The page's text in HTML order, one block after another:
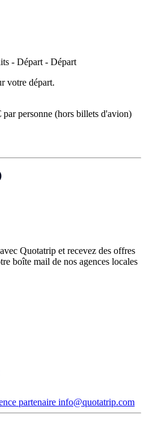
votre départ.
personne (hors billets d'avion)
Quotatrip et recevez des offres
boîte mail de nos agences locales
partenaire info@quotatrip.com